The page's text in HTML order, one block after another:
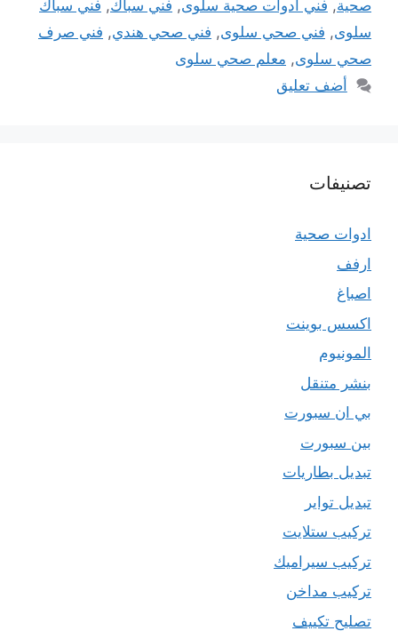
صحية, فني ادوات صحية سلوى, فني سباك, فني سباك
سلوى, فني صحي سلوى, فني صحي هندي, فني صرف
صحي سلوى, معلم صحي سلوى
أضف تعليق
تصنيفات
ادوات صحية
ارفف
اصباغ
اكسس بوينت
المونيوم
بنشر متنقل
بي ان سبورت
بين سبورت
تبديل بطاريات
تبديل تواير
تركيب ستلايت
تركيب سيراميك
تركيب مداخن
تصليح تكييف